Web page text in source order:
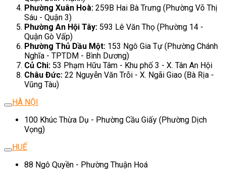
Phường Xuân Hoà: 259B Hai Bà Trưng (Phường Võ Thị
Sáu - Quận 3)
Phường An Hội Tây: 593 Lê Văn Thọ (Phường 14 -
Quận Gò Vấp)
Phường Thủ Dầu Một: 153 Ngô Gia Tự (Phường Chánh
Nghĩa - TPTDM - Bình Dương)
Củ Chi: 53 Phạm Hữu Tâm - Khu phố 3 - X. Tân An Hội
Châu Đức: 22 Nguyễn Văn Trỗi - X. Ngãi Giao (Bà Rịa -
Vũng Tàu)
HÀ NỘI
100 Khúc Thừa Dụ - Phường Cầu Giấy (Phường Dịch
Vọng)
HUẾ
88 Ngô Quyền - Phường Thuận Hoá